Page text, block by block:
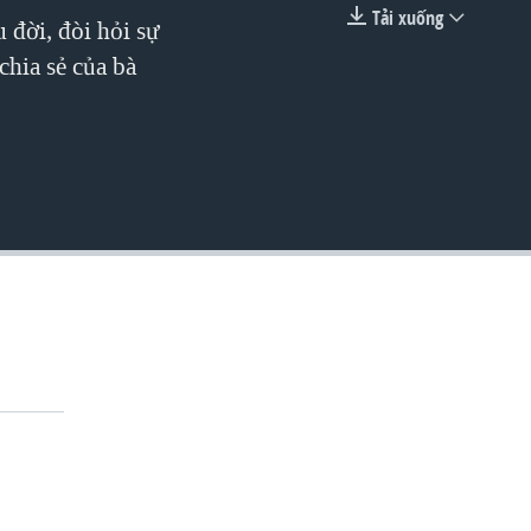
EMBED
Tải xuống
đời, đòi hỏi sự
sẻ của bà